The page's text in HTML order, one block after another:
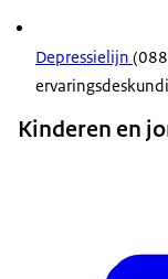
Depressielijn
Kinderen en